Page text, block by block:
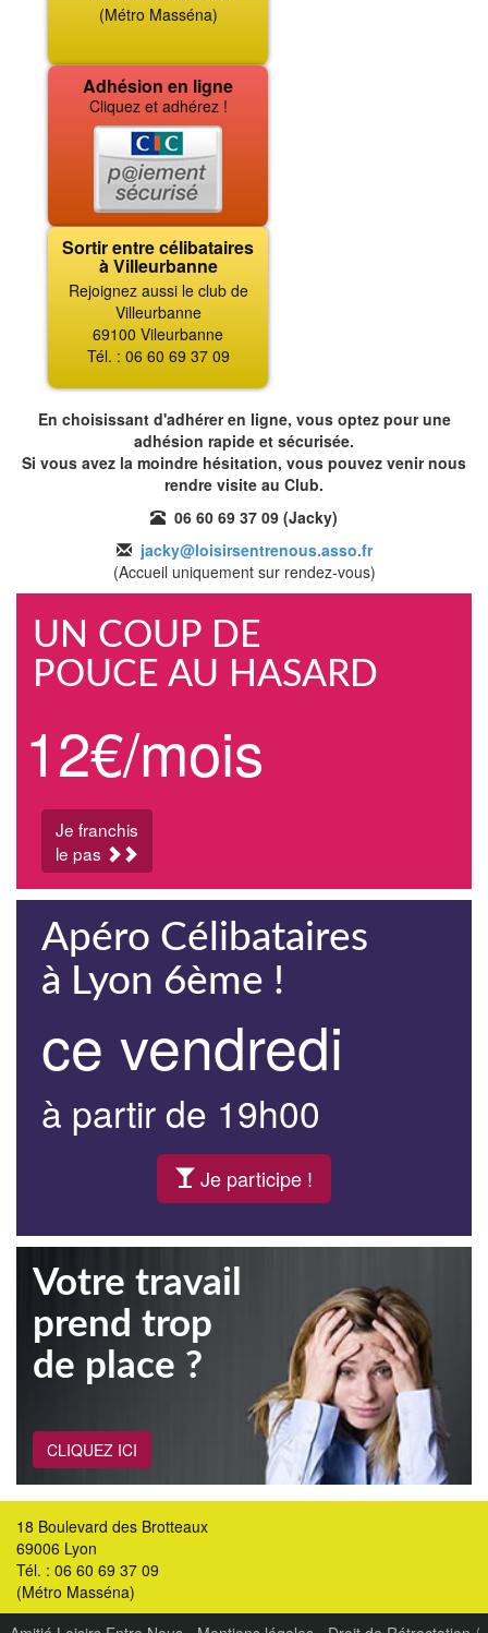
(Métro Masséna)
Adhésion en ligne
Cliquez et adhérez !
Sortir entre célibataires
à Villeurbanne
Rejoignez aussi le club de
Villeurbanne
69100 Vileurbanne
Tél. : 06 60 69 37 09
En choisissant d'adhérer en ligne, vous optez pour une
adhésion rapide et sécurisée.
Si vous avez la moindre hésitation, vous pouvez venir nous
rendre visite au Club.
06 60 69 37 09 (Jacky)
jacky@loisirsentrenous.asso.fr
(Accueil uniquement sur rendez-vous)
UN COUP DE
POUCE AU HASARD
12€/mois
Je franchis
le pas
Apéro Célibataires
à Lyon 6ème !
ce vendredi
à partir de 19h00
Je participe !
Votre travail
prend trop
de place ?
CLIQUEZ ICI
18 Boulevard des Brotteaux
69006 Lyon
Tél. : 06 60 69 37 09
(Métro Masséna)